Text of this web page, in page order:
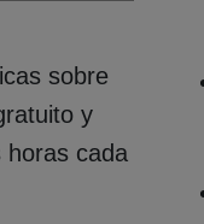
sobre
y
horas cada